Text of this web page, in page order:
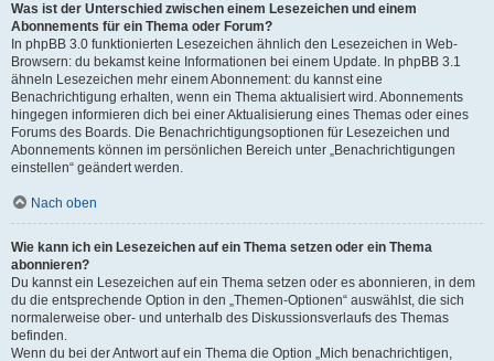
Was ist der Unterschied zwischen einem Lesezeichen und einem
Abonnements für ein Thema oder Forum?
In phpBB 3.0 funktionierten Lesezeichen ähnlich den Lesezeichen in Web-
Browsern: du bekamst keine Informationen bei einem Update. In phpBB 3.1
ähneln Lesezeichen mehr einem Abonnement: du kannst eine
Benachrichtigung erhalten, wenn ein Thema aktualisiert wird. Abonnements
hingegen informieren dich bei einer Aktualisierung eines Themas oder eines
Forums des Boards. Die Benachrichtigungsoptionen für Lesezeichen und
Abonnements können im persönlichen Bereich unter „Benachrichtigungen
einstellen“ geändert werden.
Nach oben
Wie kann ich ein Lesezeichen auf ein Thema setzen oder ein Thema
abonnieren?
Du kannst ein Lesezeichen auf ein Thema setzen oder es abonnieren, in dem
du die entsprechende Option in den „Themen-Optionen“ auswählst, die sich
normalerweise ober- und unterhalb des Diskussionsverlaufs des Themas
befinden.
Wenn du bei der Antwort auf ein Thema die Option „Mich benachrichtigen,